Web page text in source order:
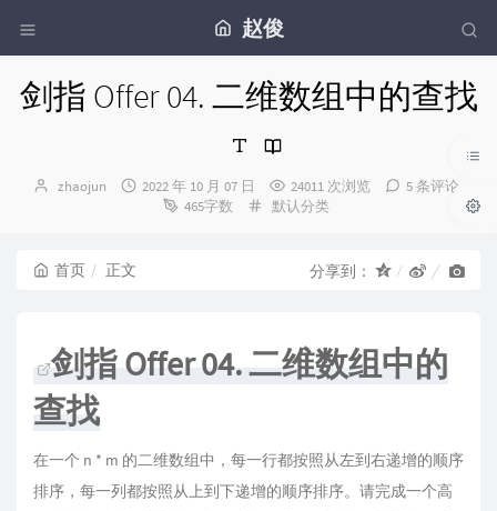
赵俊
剑指 Offer 04. 二维数组中的查找
博
zhaojun
发
2022 年 10 月 07 日 24011 次浏览
5 条评论
465字数
分
默认分类
首页 正文 分享到：
剑指 Offer 04. 二维数组中的
查找
在一个 n * m 的二维数组中，每一行都按照从左到右递增的顺序
排序，每一列都按照从上到下递增的顺序排序。请完成一个高